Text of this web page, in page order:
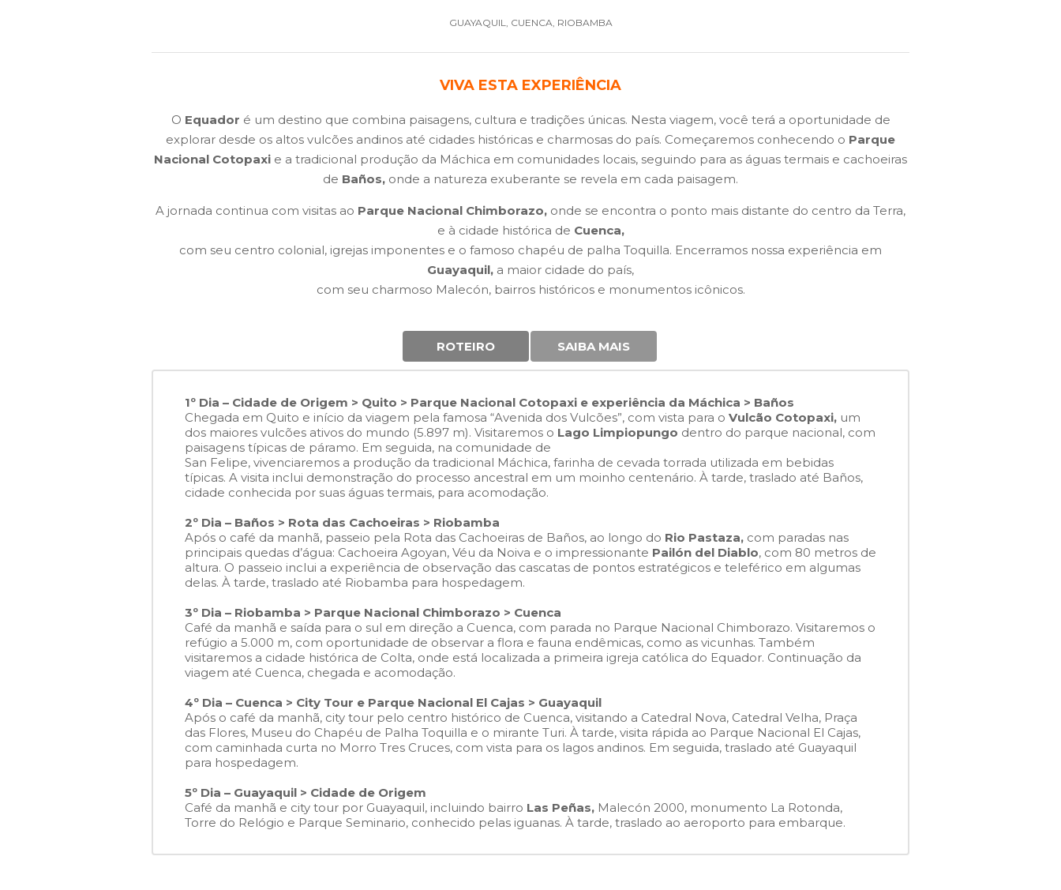
GUAYAQUIL, CUENCA, RIOBAMBA
VIVA ESTA EXPERIÊNCIA
O Equador é um destino que combina paisagens, cultura e tradições únicas. Nesta viagem, você terá a oportunidade de
explorar desde os altos vulcões andinos até cidades históricas e charmosas do país. Começaremos conhecendo o Parque
Nacional Cotopaxi e a tradicional produção da Máchica em comunidades locais, seguindo para as águas termais e cachoeiras
de Baños, onde a natureza exuberante se revela em cada paisagem.
A jornada continua com visitas ao Parque Nacional Chimborazo, onde se encontra o ponto mais distante do centro da Terra,
e à cidade histórica de Cuenca,
com seu centro colonial, igrejas imponentes e o famoso chapéu de palha Toquilla. Encerramos nossa experiência em
Guayaquil, a maior cidade do país,
com seu charmoso Malecón, bairros históricos e monumentos icônicos.
ROTEIRO SAIBA MAIS
1º Dia – Cidade de Origem > Quito > Parque Nacional Cotopaxi e experiência da Máchica > Baños
Chegada em Quito e início da viagem pela famosa “Avenida dos Vulcões”, com vista para o Vulcão Cotopaxi, um
dos maiores vulcões ativos do mundo (5.897 m). Visitaremos o Lago Limpiopungo dentro do parque nacional, com
paisagens típicas de páramo. Em seguida, na comunidade de
San Felipe, vivenciaremos a produção da tradicional Máchica, farinha de cevada torrada utilizada em bebidas
típicas. A visita inclui demonstração do processo ancestral em um moinho centenário. À tarde, traslado até Baños,
cidade conhecida por suas águas termais, para acomodação.
2º Dia – Baños > Rota das Cachoeiras > Riobamba
Após o café da manhã, passeio pela Rota das Cachoeiras de Baños, ao longo do Rio Pastaza, com paradas nas
principais quedas d’água: Cachoeira Agoyan, Véu da Noiva e o impressionante Pailón del Diablo, com 80 metros de
altura. O passeio inclui a experiência de observação das cascatas de pontos estratégicos e teleférico em algumas
delas. À tarde, traslado até Riobamba para hospedagem.
3º Dia – Riobamba > Parque Nacional Chimborazo > Cuenca
Café da manhã e saída para o sul em direção a Cuenca, com parada no Parque Nacional Chimborazo. Visitaremos o
refúgio a 5.000 m, com oportunidade de observar a flora e fauna endêmicas, como as vicunhas. Também
visitaremos a cidade histórica de Colta, onde está localizada a primeira igreja católica do Equador. Continuação da
viagem até Cuenca, chegada e acomodação.
4º Dia – Cuenca > City Tour e Parque Nacional El Cajas > Guayaquil
Após o café da manhã, city tour pelo centro histórico de Cuenca, visitando a Catedral Nova, Catedral Velha, Praça
das Flores, Museu do Chapéu de Palha Toquilla e o mirante Turi. À tarde, visita rápida ao Parque Nacional El Cajas,
com caminhada curta no Morro Tres Cruces, com vista para os lagos andinos. Em seguida, traslado até Guayaquil
para hospedagem.
5º Dia – Guayaquil > Cidade de Origem
Café da manhã e city tour por Guayaquil, incluindo bairro Las Peñas, Malecón 2000, monumento La Rotonda,
Torre do Relógio e Parque Seminario, conhecido pelas iguanas. À tarde, traslado ao aeroporto para embarque.